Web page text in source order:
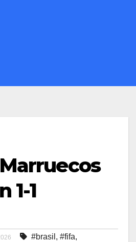
1-1
#brasil , #fifa,